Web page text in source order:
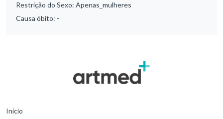
Restrição do Sexo: Apenas_mulheres
Causa óbito: -
Início